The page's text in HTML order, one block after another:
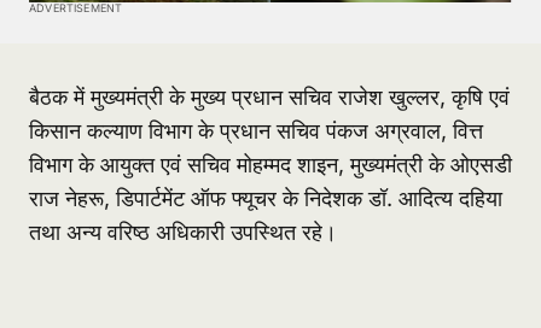
ADVERTISEMENT
बैठक में मुख्यमंत्री के मुख्य प्रधान सचिव राजेश खुल्लर, कृषि एवं
किसान कल्याण विभाग के प्रधान सचिव पंकज अग्रवाल, वित्त
विभाग के आयुक्त एवं सचिव मोहम्मद शाइन, मुख्यमंत्री के ओएसडी
राज नेहरू, डिपार्टमेंट ऑफ फ्यूचर के निदेशक डॉ. आदित्य दहिया
तथा अन्य वरिष्ठ अधिकारी उपस्थित रहे।